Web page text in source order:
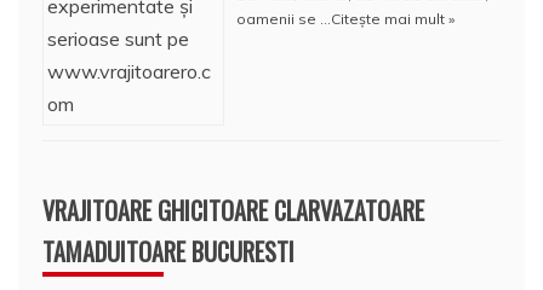
oamenii se … Citește mai mult »
VRAJITOARE GHICITOARE CLARVAZATOARE
TAMADUITOARE BUCURESTI